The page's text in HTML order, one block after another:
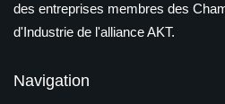
des entreprises membres des
d'Industrie de l'alliance AKT.
Navigation